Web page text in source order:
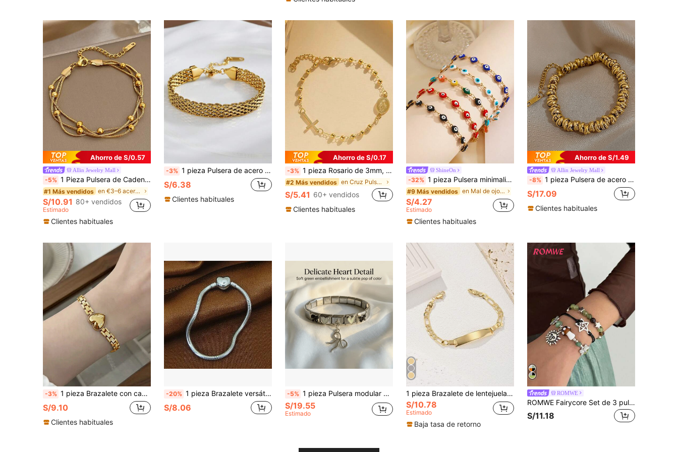
Ahorro de S/0.57
Allin Jewelry Mall
-5% 1 Pieza Pulsera de Cadena de Serpiente con Cuentas de Acero Inoxidable Chapada en Oro de 18K Elegante para Mujeres, Joyería de Oro Vintage de Lujo para Fiesta, Día de la Madre, Día de San Valentín/Boho
#1 Más vendidos en €3–6 acero inoxidable Pulseras De Mujer
S/10.91 80+ vendidos
Estimado
Clientes habituales
-3% 1 pieza Pulsera de acero inoxidable chapada en oro de 18K, pulsera de eslabones cubanos tejida de moda creativa para mujeres
S/6.38
Clientes habituales
Ahorro de S/0.17
-3% 1 pieza Rosario de 3mm, Pulsera de Virgen María de acero inoxidable, Regalo para el Día de San Valentín, Día de la Madre
#2 Más vendidos en Cruz Pulseras De Mujer
S/5.41 60+ vendidos
Clientes habituales
ShineOn
-32% 1 pieza Pulsera minimalista de acero inoxidable con ojo malvado estilo bohemio, apropiada para uso diario de mujeres
#9 Más vendidos en Mal de ojo Pulseras De Mujer
S/4.27
Estimado
Clientes habituales
Ahorro de S/1.49
Allin Jewelry Mall
-8% 1 pieza Pulsera de acero inoxidable chapada en oro de 18K con diseño de cadena retorcida y perla para mujeres, uso ajustable y por capas, adecuada para uso diario, fiestas, Día de la Madre, San Valentín, vacaciones, festivales de música, Navidad y otras ocasiones
S/17.09
Clientes habituales
-3% 1 pieza Brazalete con cadena de eslabones gruesos de color dorado de acero inoxidable con forma de corazón para mujer, accesorio de joyería de moda para uso diario, regalo, sin caja de regalo para San Valentín, mamá, madre, Día de la Madre
S/9.10
Clientes habituales
-20% 1 pieza Brazalete versátil de diseño minimalista con forma de corazón de acero inoxidable para mujeres, joyería DIY
S/8.06
-5% 1 pieza Pulsera modular de moda italiana con diseño de medusa rosa océano, corazón y mariposa, adecuada para uso diario y como regalo
S/19.55
Estimado
1 pieza Brazalete de lentejuelas metálicas clásico y suave, de moda y de alta gama, adecuado para el uso diario de mujeres y excelente regalo para amigos en bodas
S/10.78
Estimado
Baja tasa de retorno
ROMWE
ROMWE Fairycore Set de 3 pulseras estilo bohemio con abalorios y dijes de sol, estrella y mariposa, accesorios de joyería para mujer para usar en atuendos diarios y de fiesta
S/11.18